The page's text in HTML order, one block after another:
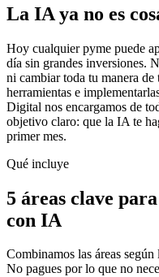
La IA ya no es
Hoy cualquier pyme puede
día sin grandes inversiones.
ni cambiar toda tu manera
herramientas e
Digital nos encargamos de
objetivo claro: que la IA te
primer mes.
Qué incluye
5 áreas clave
con IA
Combinamos las áreas
No pagues por lo que no